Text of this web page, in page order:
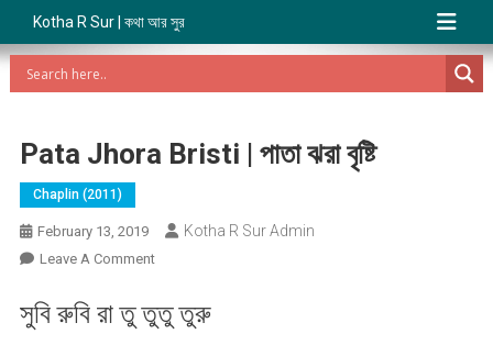
Kotha R Sur | কথা আর সুর
Pata Jhora Bristi | পাতা ঝরা বৃষ্টি
Chaplin (2011)
February 13, 2019 Kotha R Sur Admin
Leave A CommentOn
Jhora
Bristi
সুবি রুবি রা তু তুতু তুরু